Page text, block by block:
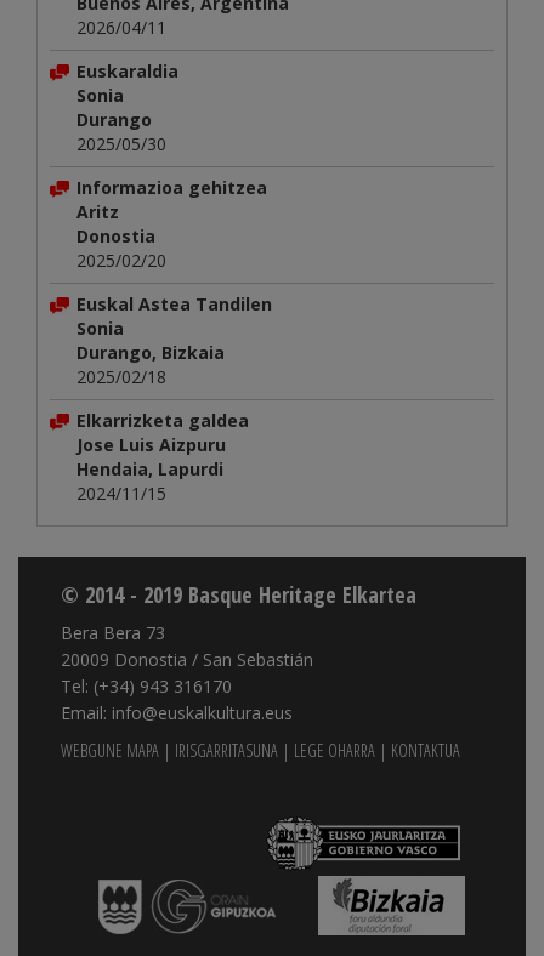
2026/04/11
Euskaraldia
Sonia
Durango
2025/05/30
Informazioa gehitzea
Aritz
Donostia
2025/02/20
Euskal Astea Tandilen
Sonia
Durango, Bizkaia
2025/02/18
Elkarrizketa galdea
Jose Luis Aizpuru
Hendaia, Lapurdi
2024/11/15
© 2014 - 2019 Basque Heritage Elkartea
Bera Bera 73
20009 Donostia / San Sebastián
Tel: (+34) 943 316170
Email: info@euskalkultura.eus
WEBGUNE MAPA | IRISGARRITASUNA | LEGE OHARRA | KONTAKTUA